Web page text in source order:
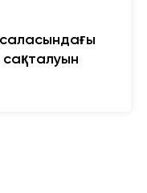
саласындағы